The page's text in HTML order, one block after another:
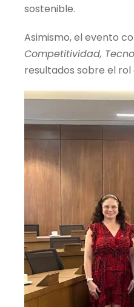
sostenible.
Asimismo, el evento
Competitividad,
resultados sobre el